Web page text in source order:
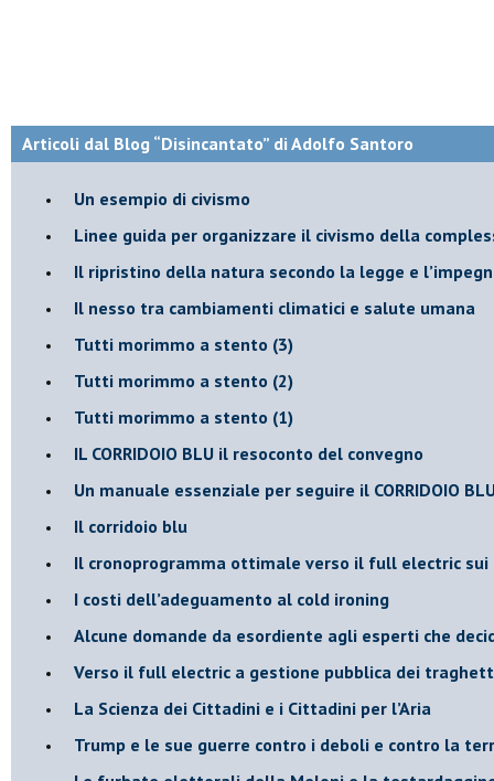
Articoli dal Blog “Disincantato” di Adolfo Santoro
​Un esempio di civismo
​Linee guida per organizzare il civismo della
​Il ripristino della natura secondo la legge e
Il nesso tra cambiamenti climatici e salute umana
Tutti morimmo a stento (3)
Tutti morimmo a stento (2)
​Tutti morimmo a stento (1)
IL CORRIDOIO BLU il resoconto del convegno
Un manuale essenziale per seguire il CORRIDOIO
Il corridoio blu
​Il cronoprogramma ottimale verso il full electric
​I costi dell’adeguamento al cold ironing
Alcune domande da esordiente agli esperti che
Verso il full electric a gestione pubblica dei
​La Scienza dei Cittadini e i Cittadini per l’Aria
Trump e le sue guerre contro i deboli e contro la